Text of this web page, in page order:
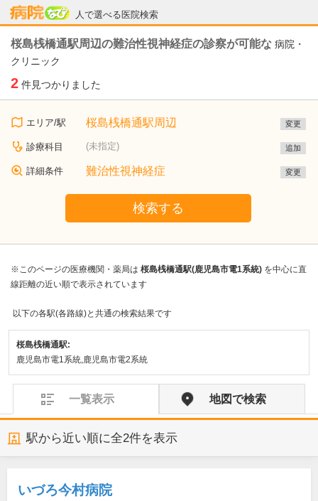
人で選べる医院検索
病院なび
桜島桟橋通駅周辺の難治性視神経症の診察が可能な 病院・
クリニック
2 件見つかりました
エリア/駅 桜島桟橋通駅周辺 変更
診療科目 (未指定) 追加
詳細条件 難治性視神経症 変更
検索する
※このページの医療機関・薬局は 桜島桟橋通駅(鹿児島市電1系統) を中心に直
線距離の近い順で表示されています
以下の各駅(各路線)と共通の検索結果です
桜島桟橋通駅:
鹿児島市電1系統,鹿児島市電2系統
一覧表示 地図で検索
駅から近い順に全2件を表示
いづろ今村病院